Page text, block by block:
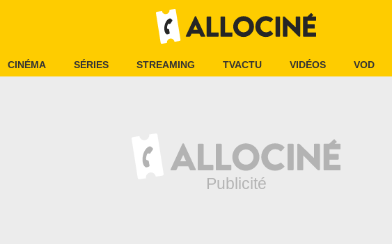
CINÉMA SÉRIES STREAMING TVACTU VIDÉOS VOD